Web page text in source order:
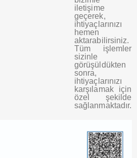
iletişime
geçerek,
ihtiyaçlarınızı
hemen
aktarabilirsiniz.
Tüm işlemler
sizinle
görüşüldükten
sonra,
ihtiyaçlarınızı
karşılamak için
özel şekilde
sağlanmaktadır.